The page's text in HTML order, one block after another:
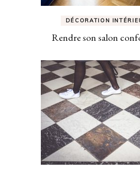
DÉCORATION
Rendre son salon